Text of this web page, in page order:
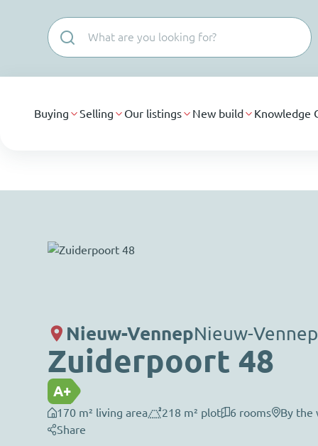
Buying Selling Our listings New build Knowledge
Nieuw-VennepNieuw-Vennep
Zuiderpoort 48
A+
170 m² living area 218 m² plot 6 rooms By the
Share